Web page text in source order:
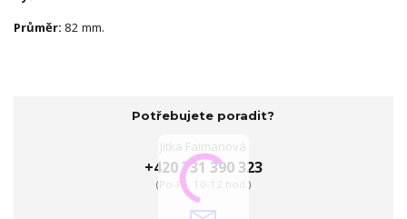
Průměr: 82 mm.
Potřebujete poradit?
Jitka Faimanová
+420 731 390 323
(Po-Pá, 10-12 hod.)